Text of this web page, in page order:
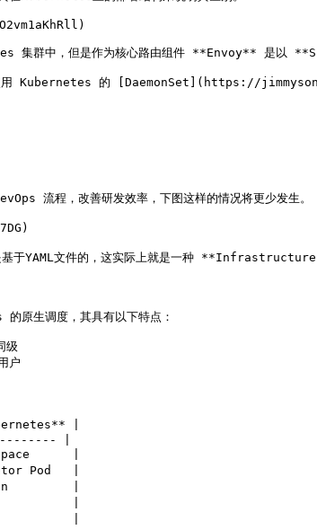
集群中，但是作为核心路由组件 **Envoy** 是以
使用 Kubernetes 的 [DaemonSet](https://
流程，改善研发效率，下图这样的情况将更少发生。
于YAML文件的，这实际上就是一种
原生调度，其具有以下特点：
级
户
|
|
|
Pod   |
|
|
|